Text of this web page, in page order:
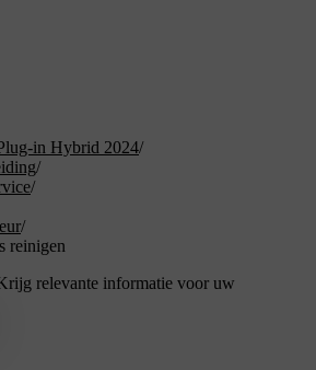
in Hybrid 2024/
/
/
/
reinigen
relevante informatie voor uw